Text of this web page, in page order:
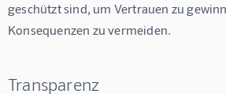
geschützt sind, um Vertrauen zu
Konsequenzen zu vermeiden.
Transparenz